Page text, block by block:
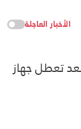
الأخبار العاجلة
تعطل جهاز